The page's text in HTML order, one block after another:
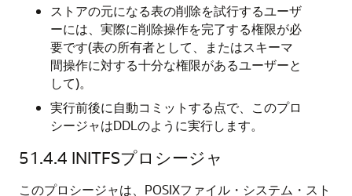
ストアの元になる表の削除を試行するユーザ
ーには、実際に削除操作を完了する権限が必
要です(表の所有者として、またはスキーマ
間操作に対する十分な権限があるユーザーと
して)。
実行前後に自動コミットする点で、このプロ
シージャはDDLのように実行します。
51.4.4 INITFSプロシージャ
このプロシージャは、POSIXファイル・システム・スト